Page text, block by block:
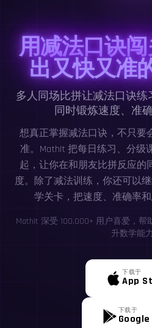
用减法口诀
出又快又准
多人同场比拼让减法口诀
同时锻炼速度、准
想真正掌握减法口诀，不只要
准。MathIt 把每日练习、分级
起，让你在和朋友比拼反应的
度。除了减法训练，你还可以
学关卡，把速度、准确率和
MathIt 深受 100,000+ 用户喜爱，
升数学能力
下载于
App
下载于